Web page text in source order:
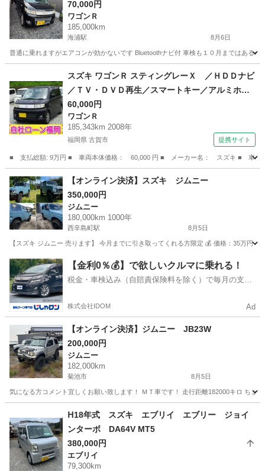
70,000円
ワゴンＲ
185,000km
海浦駅 8月6日
普通に乗れますがエアコンが効かないです Bluetoothナビ付 車検も１０月まではある
海浦駅 ワゴンＲ
スズキ ワゴンＲ スティングレーＸ ／ＨＤＤナビ
／ＴＶ・ＤＶＤ再生／スマートキー／アルミホイ
ール／ＨＩＤライト／盗難防止／電格ミラー／タ
イミングチェーン （検9.6）
60,000円
ワゴンＲ
185,343km 2008年
福岡県 古賀市 提携サイト
■ 支払総額: 9万円 ■ 車両本体価格： 60,000 円 ■ メーカー名： スズキ ■ 車種名
福岡 古賀市 ワゴンＲ
【オンライン決済】スズキ ジムニー
350,000円
ジムニー
180,000km 1000年
西辛島町駅 8月5日
【スズキ ジムニー 売ります】 今月までに引き取ってくれる方限定 💰 価格：35万円
熊本 熊本市 西辛島町駅 ジムニー 走行距離
【金利0％💰】で欲しいクルマに乗れる！
税金・車検込み（自賠責保険料を除く）で毎月の支払
株式会社IDOM Ad
【オンライン決済】ジムニー JB23W
200,000円
ジムニー
182,000km
菊池市 8月5日
気になる方コメント宜しくお願い致します！ ＭＴ車です！ 走行距離182000キロ ちょ
ジムニー 走行距離
ᕼ18年式 スズキ エブリイ エブリー ジョイ
ンターボ DA64V MT5
380,000円
エブリイ
79,300km